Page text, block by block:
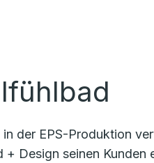
der EPS-Produktion
Design seinen Kunden